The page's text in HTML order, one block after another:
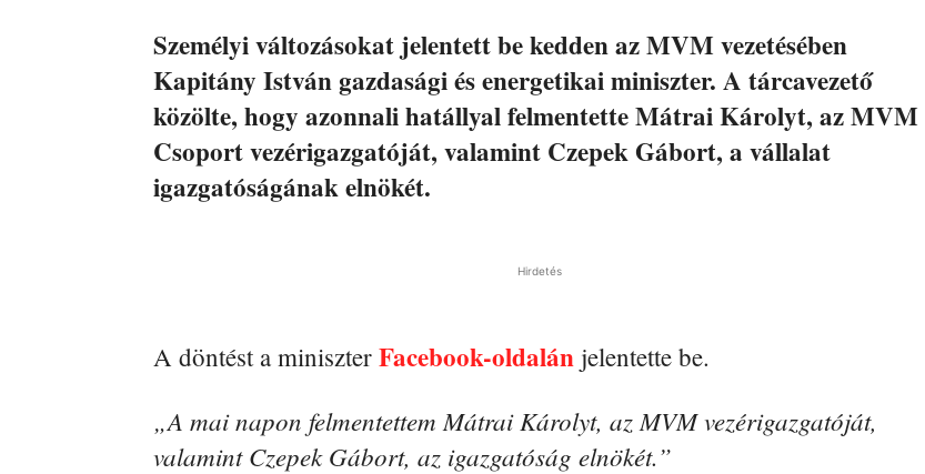
Személyi változásokat jelentett be kedden az MVM vezetésében
Kapitány István gazdasági és energetikai miniszter. A tárcavezető
közölte, hogy azonnali hatállyal felmentette Mátrai Károlyt, az MVM
Csoport vezérigazgatóját, valamint Czepek Gábort, a vállalat
igazgatóságának elnökét.
Hirdetés
A döntést a miniszter Facebook-oldalán jelentette be.
„A mai napon felmentettem Mátrai Károlyt, az MVM vezérigazgatóját,
valamint Czepek Gábort, az igazgatóság elnökét.”